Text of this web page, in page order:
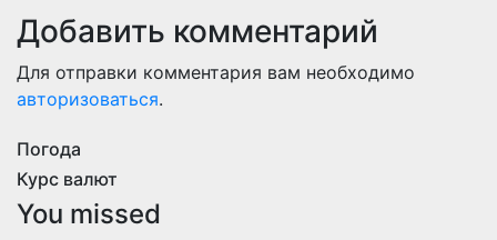
Добавить комментарий
Для отправки комментария вам необходимо
авторизоваться.
Погода
Курс валют
You missed